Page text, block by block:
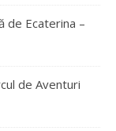
de Ecaterina –
de Aventuri